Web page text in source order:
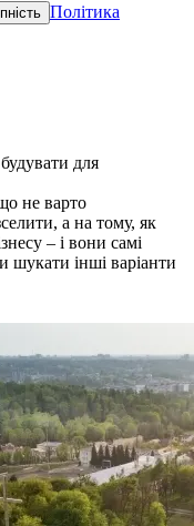
Політика
для
не варто
а на тому, як
– і вони самі
шукати інші варіанти